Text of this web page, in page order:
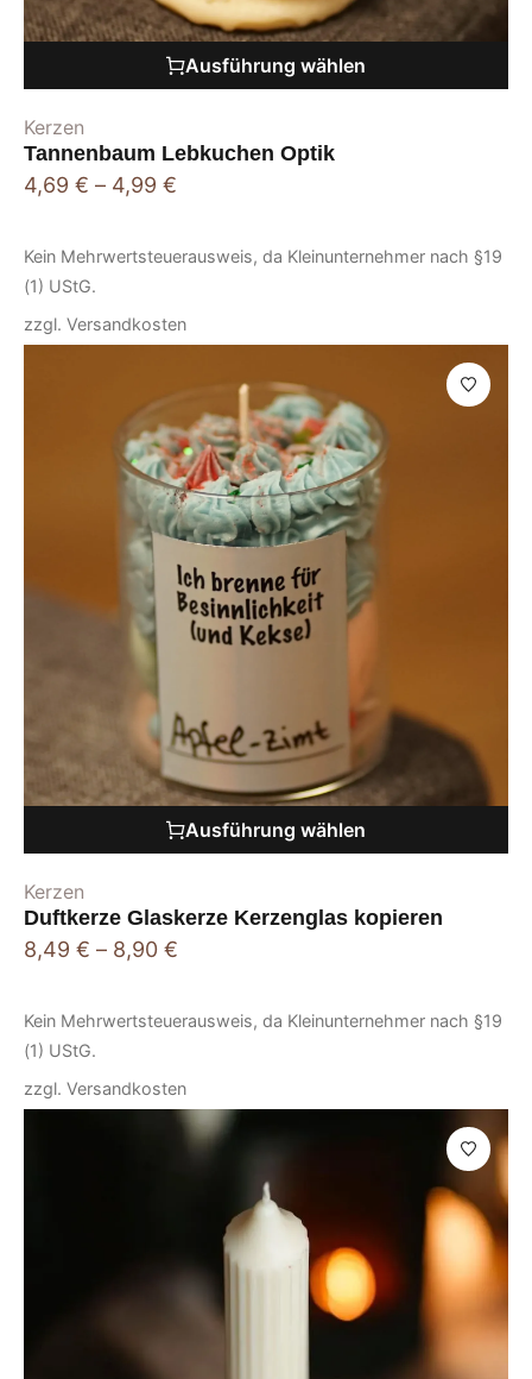
Ausführung wählen
Kerzen
Tannenbaum Lebkuchen Optik
4,69 € – 4,99 €
Kein Mehrwertsteuerausweis, da Kleinunternehmer nach §19
(1) UStG.
zzgl. Versandkosten
Ausführung wählen
Kerzen
Duftkerze Glaskerze Kerzenglas kopieren
8,49 € – 8,90 €
Kein Mehrwertsteuerausweis, da Kleinunternehmer nach §19
(1) UStG.
zzgl. Versandkosten